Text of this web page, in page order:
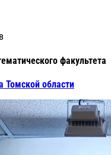
факультета
Томской области